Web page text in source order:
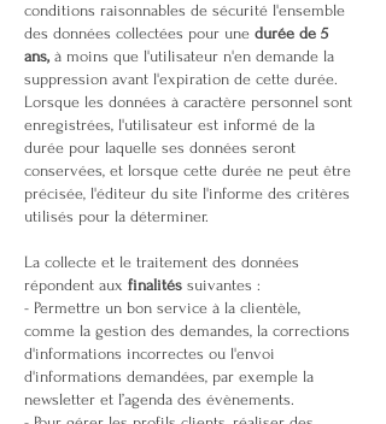
conditions raisonnables de sécurité l'ensemble
des données collectées pour une durée de 5
ans, à moins que l'utilisateur n'en demande la
suppression avant l'expiration de cette durée.
Lorsque les données à caractère personnel sont
enregistrées, l'utilisateur est informé de la
durée pour laquelle ses données seront
conservées, et lorsque cette durée ne peut être
précisée, l'éditeur du site l'informe des critères
utilisés pour la déterminer.
La collecte et le traitement des données
répondent aux finalités suivantes :
​- Permettre un bon service à la clientèle,
comme la gestion des demandes, la corrections
d'informations incorrectes ou l'envoi
d'informations demandées, par exemple la
newsletter et l’agenda des évènements.